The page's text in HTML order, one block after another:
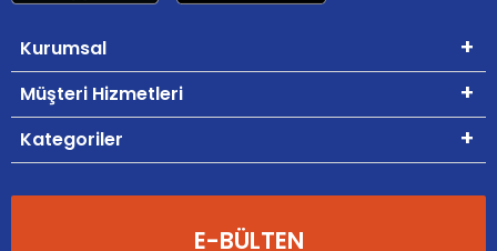
Kurumsal
Müşteri Hizmetleri
Kategoriler
E-BÜLTEN